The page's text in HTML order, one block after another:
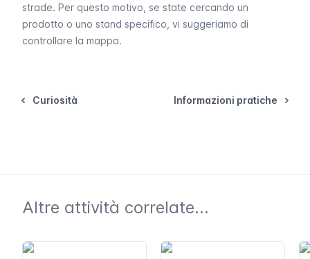
strade. Per questo motivo, se state cercando un
prodotto o uno stand specifico, vi suggeriamo di
controllare la mappa.
Curiosità Informazioni pratiche
Altre attività correlate...